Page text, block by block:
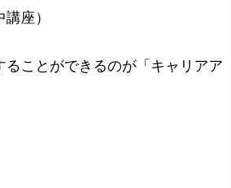
座）
ことができるのが「キャリアア